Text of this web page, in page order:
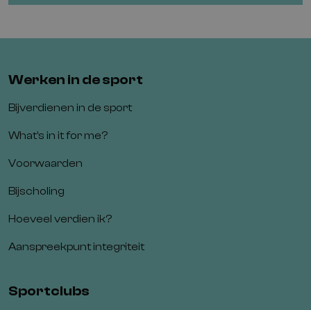
r
s
Werken in de sport
Bijverdienen in de sport
What’s in it for me?
Voorwaarden
Bijscholing
Hoeveel verdien ik?
Aanspreekpunt integriteit
Sportclubs